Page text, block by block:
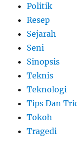
Politik
Resep
Sejarah
Seni
Sinopsis
Teknis
Teknologi
Tips Dan
Tokoh
Tragedi